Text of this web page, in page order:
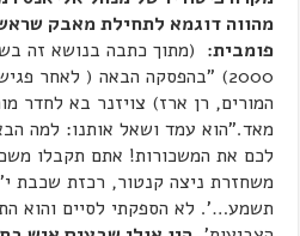
מהווה דוגמא לתחילת מאבק
פומבית: (מתוך כתבה בנושא זה
2000) "בהפסקה הבאה ( לאחר
המורים, רן ארז) צויזנר בא לחדר
מאד."הוא עמד ושאל אותנו: למה
משחזרת ניצה קנטור, רכזת שכבת
תשמע…'. לא הספקתי לסיים והוא